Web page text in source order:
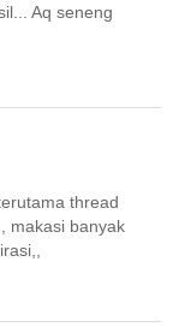
Aq seneng
thread
makasi banyak